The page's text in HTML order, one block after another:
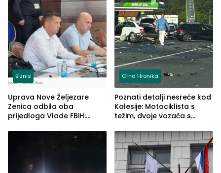
Biznis
Uprava Nove Željezare
Zenica odbila oba
prijedloga Vlade FBiH:
rješenje
Crna Hronika
Poznati detalji nesreće kod
Kalesije: Motociklista s
težim, dvoje vozača s